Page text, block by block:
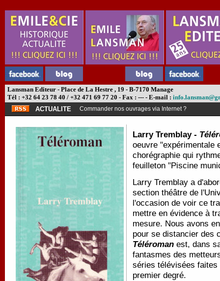
Lansman Editeur - Place de La Hestre , 19 - B-7170 Manage
Tél : +32 64 23 78 40 / +32 471 69 77 20 - Fax : --- - E-mail :
ACTUALITE
Commander nos ouvrages via Internet ?
Larry Tremblay -
oeuvre "expérimentale
chorégraphie qui
feuilleton "Piscine
Larry Tremblay a
section théâtre de
l'occasion de voir ce
mettre en évidence à
mesure. Nous avons
pour se distancier des
Téléroman est, dans
fantasmes des
séries télévisées
premier degré.